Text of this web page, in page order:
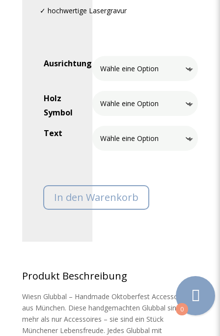
✓ hochwertige Lasergravur
Ausrichtung
Holz
Symbol
Text
In den Warenkorb
Produkt Beschreibung
Wiesn Glubbal – Handmade Oktoberfest Accessoires
aus München. Diese handgemachten Glubbal sind
mehr als nur Accessoires – sie sind ein Stück
Münchener Lebensfreude. Jedes Glubbal mit
0